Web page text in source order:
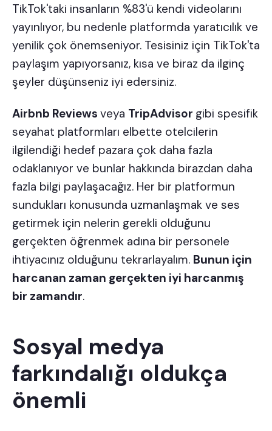
TikTok'taki insanların %83'ü kendi videolarını
yayınlıyor, bu nedenle platformda yaratıcılık ve
yenilik çok önemseniyor. Tesisiniz için TikTok'ta
paylaşım yapıyorsanız, kısa ve biraz da ilginç
şeyler düşünseniz iyi edersiniz.
Airbnb Reviews veya TripAdvisor gibi spesifik
seyahat platformları elbette otelcilerin
ilgilendiği hedef pazara çok daha fazla
odaklanıyor ve bunlar hakkında birazdan daha
fazla bilgi paylaşacağız. Her bir platformun
sundukları konusunda uzmanlaşmak ve ses
getirmek için nelerin gerekli olduğunu
gerçekten öğrenmek adına bir personele
ihtiyacınız olduğunu tekrarlayalım. Bunun için
harcanan zaman gerçekten iyi harcanmış
bir zamandır.
Sosyal medya
farkındalığı oldukça
önemli